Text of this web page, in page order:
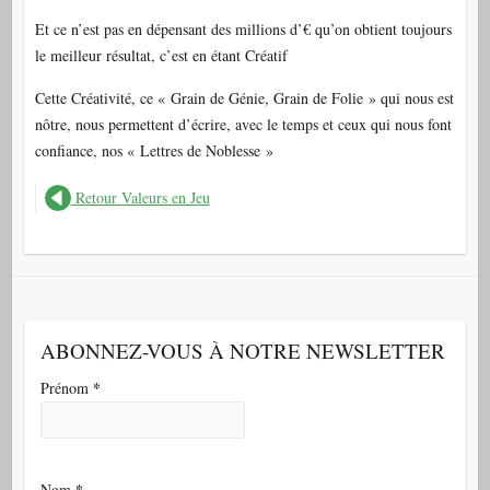
Et ce n’est pas en dépensant des millions d’€ qu’on obtient toujours
le meilleur résultat, c’est en étant Créatif
Cette Créativité, ce « Grain de Génie, Grain de Folie » qui nous est
nôtre, nous permettent d’écrire, avec le temps et ceux qui nous font
confiance, nos « Lettres de Noblesse »
Retour Valeurs en Jeu
ABONNEZ-VOUS À NOTRE NEWSLETTER
Prénom *